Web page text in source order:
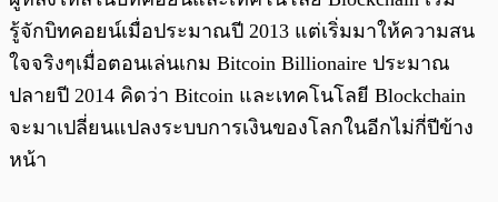
รู้จักบิทคอยน์เมื่อประมาณปี 2013 แต่เริ่มมาให้ความสน
ใจจริงๆเมื่อตอนเล่นเกม Bitcoin Billionaire ประมาณ
ปลายปี 2014 คิดว่า Bitcoin และเทคโนโลยี Blockchain
จะมาเปลี่ยนแปลงระบบการเงินของโลกในอีกไม่กี่ปีข้าง
หน้า